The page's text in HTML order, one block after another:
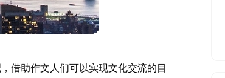
借助作文人们可以实现文化交流的目